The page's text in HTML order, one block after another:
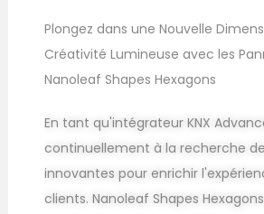
Plongez dans une Nouvelle
Créativité Lumineuse avec les
Nanoleaf Shapes Hexagons
En tant qu'intégrateur KNX
continuellement à la recherche
innovantes pour enrichir
clients. Nanoleaf Shapes